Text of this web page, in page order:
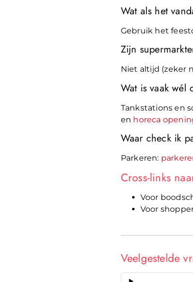
Wat als het
Gebruik het
Zijn
Niet altijd (zeker
Wat is vaak wél
Tankstations en
en horeca
Waar check ik
Parkeren:
Cross-links
Voor
Voor
Veelgestelde